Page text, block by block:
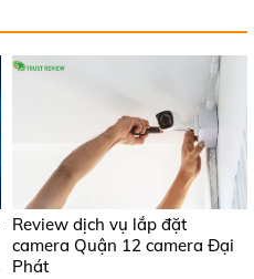
Review dịch vụ lắp đặt
camera Quận 12 camera Đại
Phát